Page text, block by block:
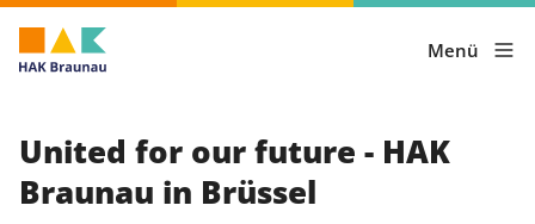
Menü
United for our future - HAK
Braunau in Brüssel